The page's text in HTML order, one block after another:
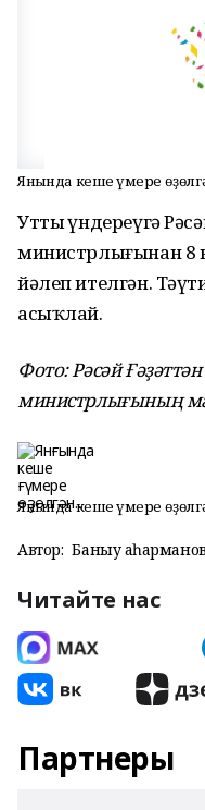
Янғында кеше ғүмере
Утты һүндереүгә
министрлығынан 8
йәлеп ителгән.
асыҡлай.
Фото: Рәсәй
министрлығының
Янғында кеше ғүмере
Автор: Баныу
Читайте нас
Партнеры